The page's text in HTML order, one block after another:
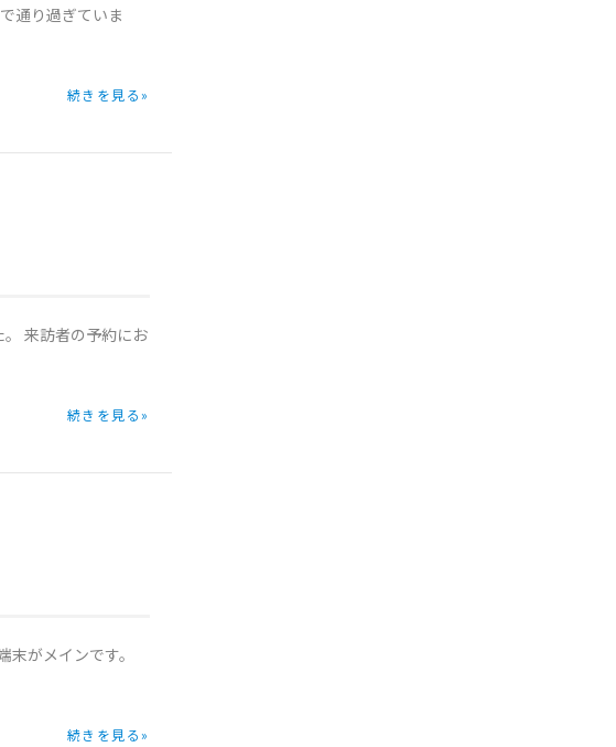
通り過ぎていま
続きを見る»
来訪者の予約にお
続きを見る»
がメインです。
続きを見る»